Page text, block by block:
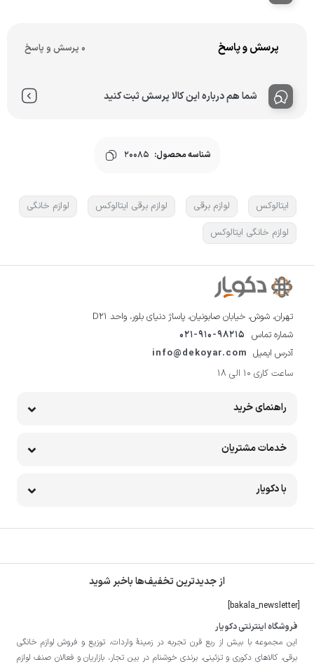
پرسش و پاسخ 0 پرسش و پاسخ
شما هم درباره این کالا پرسش ثبت کنید
شناسه محصول: 20085
ایتالوکس لوازم برقی لوازم برقی ایتالوکس
لوازم خانگی
لوازم خانگی ایتالوکس
تهران، شوش، خیابان صابونیان، پاساژ دنیای بلور، واحد D21
شماره تماس 021-910-98215
آدرس ایمیل info@dekoyar.com
ساعت کاری 10 الی 18
راهنمای خرید
خدمات مشتریان
با دکویار
از جدیدترین تخفیف‌ها باخبر شوید
[bakala_newsletter]
فروشگاه اینترنتی دکویار
این مجموعه با بيش از ربع قرن تجربه در زمينۀ واردات، توزيع و فروش لوازم خانگی
برقی، کالاهای دکوری و تزئینی، برندی خوشنام در بين تجار، بازاريان و فعالان صنف لوازم